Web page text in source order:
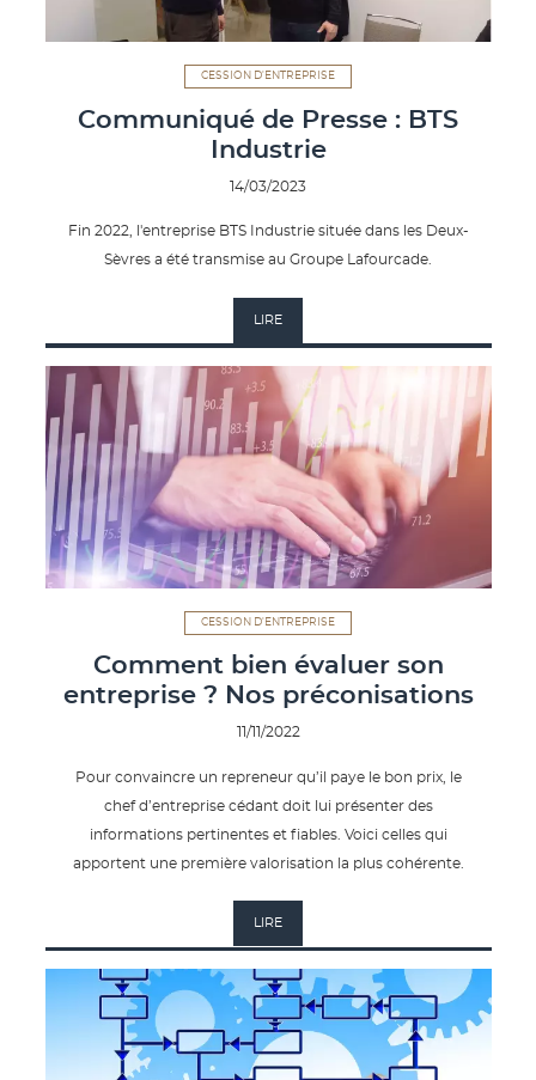
CESSION D'ENTREPRISE
Communiqué de Presse : BTS
Industrie
14/03/2023
Fin 2022, l'entreprise BTS Industrie située dans les Deux-
Sèvres a été transmise au Groupe Lafourcade.
LIRE
CESSION D'ENTREPRISE
Comment bien évaluer son
entreprise ? Nos préconisations
11/11/2022
Pour convaincre un repreneur qu’il paye le bon prix, le
chef d’entreprise cédant doit lui présenter des
informations pertinentes et fiables. Voici celles qui
apportent une première valorisation la plus cohérente.
LIRE